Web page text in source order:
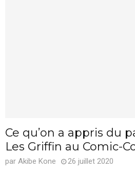
Ce qu’on a appris du
Les Griffin au Comic-
par Akibe Kone
26 juillet 2020